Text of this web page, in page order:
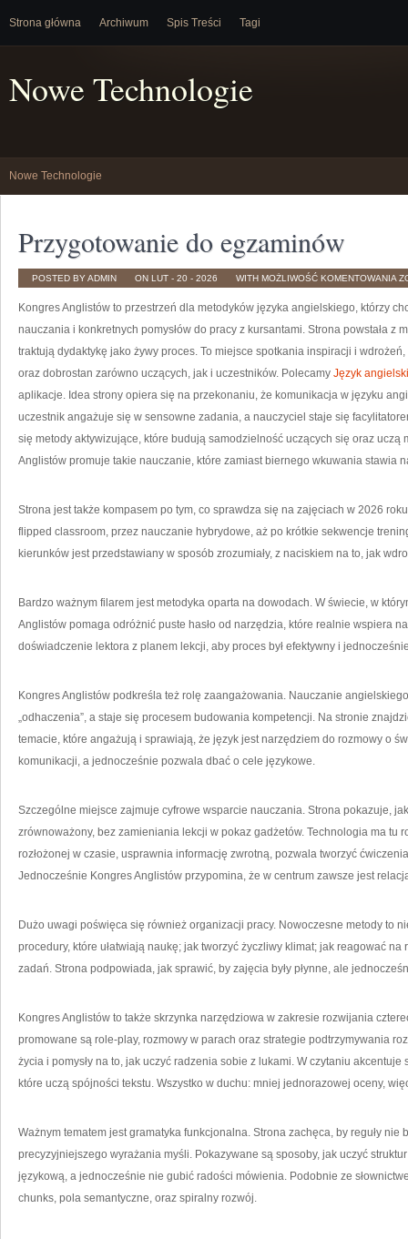
Strona główna Archiwum Spis Treści Tagi
Nowe Technologie
Nowe Technologie
Przygotowanie do egzaminów
POSTED BY ADMIN ON LUT - 20 - 2026 WITH MOŻLIWOŚĆ KOMENTOWANIA
Kongres Anglistów to przestrzeń dla metodyków języka angielskiego, którzy
nauczania i konkretnych pomysłów do pracy z kursantami. Strona powstała z
traktują dydaktykę jako żywy proces. To miejsce spotkania inspiracji i
oraz dobrostan zarówno uczących, jak i uczestników. Polecamy Język
aplikacje. Idea strony opiera się na przekonaniu, że komunikacja w języku
uczestnik angażuje się w sensowne zadania, a nauczyciel staje się
się metody aktywizujące, które budują samodzielność uczących się oraz uczą
Anglistów promuje takie nauczanie, które zamiast biernego wkuwania stawia
Strona jest także kompasem po tym, co sprawdza się na zajęciach w 2026
flipped classroom, przez nauczanie hybrydowe, aż po krótkie sekwencje
kierunków jest przedstawiany w sposób zrozumiały, z naciskiem na to, jak
Bardzo ważnym filarem jest metodyka oparta na dowodach. W świecie, w
Anglistów pomaga odróżnić puste hasło od narzędzia, które realnie wspiera
doświadczenie lektora z planem lekcji, aby proces był efektywny i
Kongres Anglistów podkreśla też rolę zaangażowania. Nauczanie
„odhaczenia”, a staje się procesem budowania kompetencji. Na stronie
temacie, które angażują i sprawiają, że język jest narzędziem do rozmowy o
komunikacji, a jednocześnie pozwala dbać o cele językowe.
Szczególne miejsce zajmuje cyfrowe wsparcie nauczania. Strona pokazuje,
zrównoważony, bez zamieniania lekcji w pokaz gadżetów. Technologia ma tu
rozłożonej w czasie, usprawnia informację zwrotną, pozwala tworzyć
Jednocześnie Kongres Anglistów przypomina, że w centrum zawsze jest
Dużo uwagi poświęca się również organizacji pracy. Nowoczesne metody to
procedury, które ułatwiają naukę; jak tworzyć życzliwy klimat; jak reagować
zadań. Strona podpowiada, jak sprawić, by zajęcia były płynne, ale
Kongres Anglistów to także skrzynka narzędziowa w zakresie rozwijania
promowane są role-play, rozmowy w parach oraz strategie podtrzymywania
życia i pomysły na to, jak uczyć radzenia sobie z lukami. W czytaniu
które uczą spójności tekstu. Wszystko w duchu: mniej jednorazowej oceny,
Ważnym tematem jest gramatyka funkcjonalna. Strona zachęca, by reguły nie
precyzyjniejszego wyrażania myśli. Pokazywane są sposoby, jak uczyć
językową, a jednocześnie nie gubić radości mówienia. Podobnie ze
chunks, pola semantyczne, oraz spiralny rozwój.